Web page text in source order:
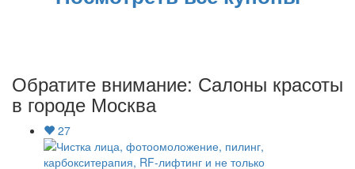
Лента
Обратите внимание: Салоны красоты
в городе Москва
27